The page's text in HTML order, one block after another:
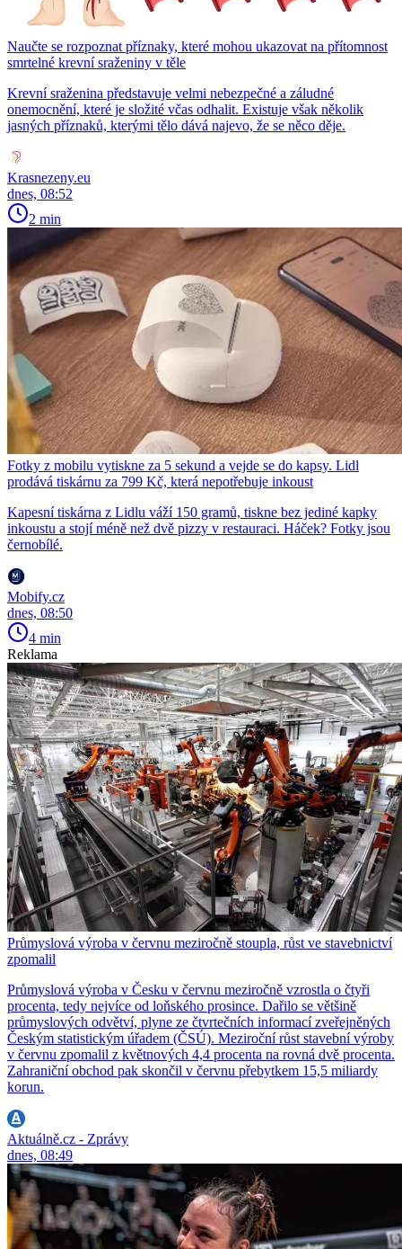
Naučte se rozpoznat příznaky, které mohou ukazovat na přítomnost
smrtelné krevní sraženiny v těle
Krevní sraženina představuje velmi nebezpečné a záludné
onemocnění, které je složité včas odhalit. Existuje však několik
jasných příznaků, kterými tělo dává najevo, že se něco děje.
Krasnezeny.eu
dnes, 08:52
2 min
Fotky z mobilu vytiskne za 5 sekund a vejde se do kapsy. Lidl
prodává tiskárnu za 799 Kč, která nepotřebuje inkoust
Kapesní tiskárna z Lidlu váží 150 gramů, tiskne bez jediné kapky
inkoustu a stojí méně než dvě pizzy v restauraci. Háček? Fotky jsou
černobílé.
Mobify.cz
dnes, 08:50
4 min
Reklama
Průmyslová výroba v červnu meziročně stoupla, růst ve stavebnictví
zpomalil
Průmyslová výroba v Česku v červnu meziročně vzrostla o čtyři
procenta, tedy nejvíce od loňského prosince. Dařilo se většině
průmyslových odvětví, plyne ze čtvrtečních informací zveřejněných
Českým statistickým úřadem (ČSÚ). Meziroční růst stavební výroby
v červnu zpomalil z květnových 4,4 procenta na rovná dvě procenta.
Zahraniční obchod pak skončil v červnu přebytkem 15,5 miliardy
korun.
Aktuálně.cz - Zprávy
dnes, 08:49